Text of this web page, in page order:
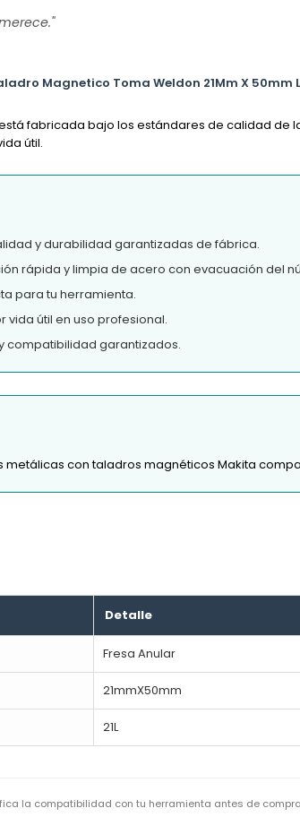
Magnetico Toma Weldon 21Mm X 50mm
está fabricada bajo los estándares de calidad de
útil.
y durabilidad garantizadas de fábrica.
rápida y limpia de acero con evacuación del
para tu herramienta.
vida útil en uso profesional.
compatibilidad garantizados.
con taladros magnéticos Makita
Detalle
Fresa Anular
21mmX50mm
21L
la compatibilidad con tu herramienta antes de